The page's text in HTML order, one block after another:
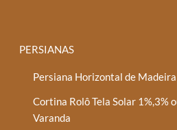
PERSIANAS
Persiana Horizontal de
Cortina Rolô Tela Solar 1%,3%
Varanda